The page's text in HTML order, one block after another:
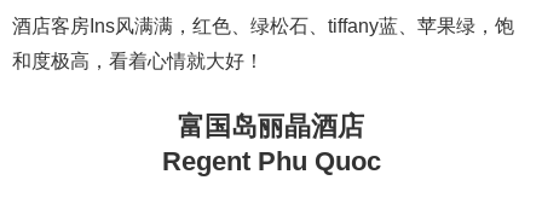
酒店客房Ins风满满，红色、绿松石、tiffany蓝、苹果绿，饱
和度极高，看着心情就大好！
富国岛丽晶酒店
Regent Phu Quoc